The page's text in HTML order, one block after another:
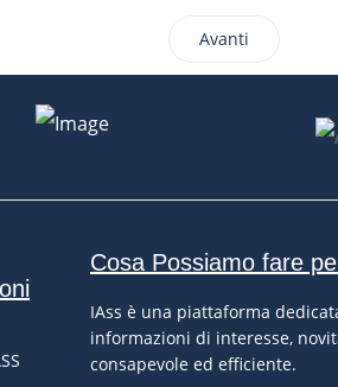
Avanti
Cosa Possiamo fare
IAss è una piattaforma
informazioni di interesse,
consapevole ed efficiente.